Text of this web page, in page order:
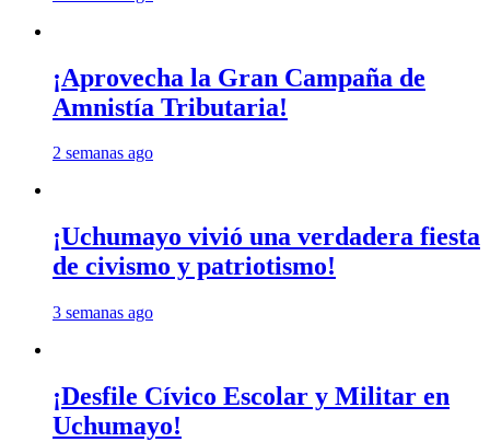
¡Aprovecha la Gran Campaña de
Amnistía Tributaria!
2 semanas ago
¡Uchumayo vivió una verdadera fiesta
de civismo y patriotismo!
3 semanas ago
¡Desfile Cívico Escolar y Militar en
Uchumayo!